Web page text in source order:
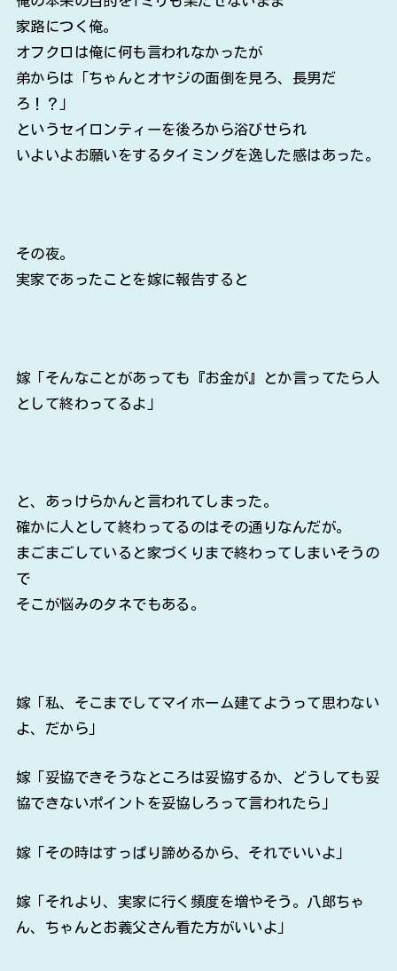
家路につく俺。
オフクロは俺に何も言われなかったが
弟からは「ちゃんとオヤジの面倒を見ろ、長男だ
ろ！？」
というセイロンティーを後ろから浴びせられ
いよいよお願いをするタイミングを逸した感はあった。
その夜。
実家であったことを嫁に報告すると
嫁「そんなことがあっても『お金が』とか言ってたら人
として終わってるよ」
と、あっけらかんと言われてしまった。
確かに人として終わってるのはその通りなんだが。
まごまごしていると家づくりまで終わってしまいそうの
で
そこが悩みのタネでもある。
嫁「私、そこまでしてマイホーム建てようって思わない
よ、だから」
嫁「妥協できそうなところは妥協するか、どうしても妥
協できないポイントを妥協しろって言われたら」
嫁「その時はすっぱり諦めるから、それでいいよ」
嫁「それより、実家に行く頻度を増やそう。八郎ちゃ
ん、ちゃんとお義父さん看た方がいいよ」